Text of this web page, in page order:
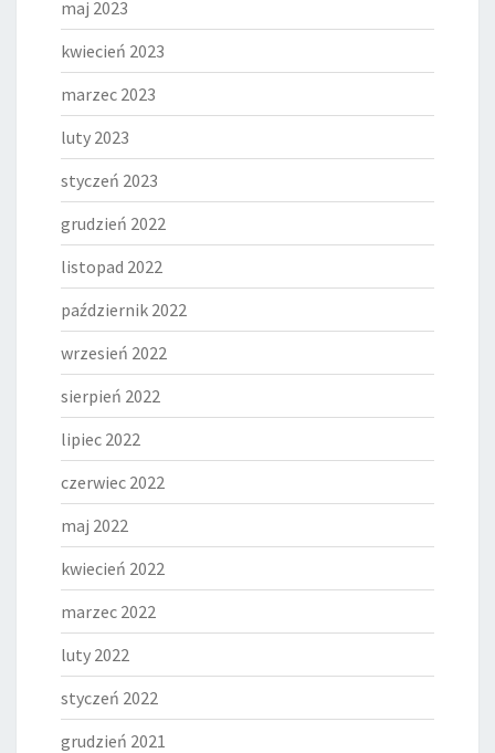
maj 2023
kwiecień 2023
marzec 2023
luty 2023
styczeń 2023
grudzień 2022
listopad 2022
październik 2022
wrzesień 2022
sierpień 2022
lipiec 2022
czerwiec 2022
maj 2022
kwiecień 2022
marzec 2022
luty 2022
styczeń 2022
grudzień 2021